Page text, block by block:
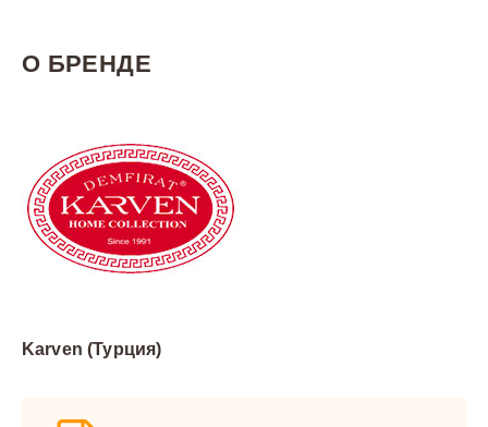
О БРЕНДЕ
Karven (Турция)